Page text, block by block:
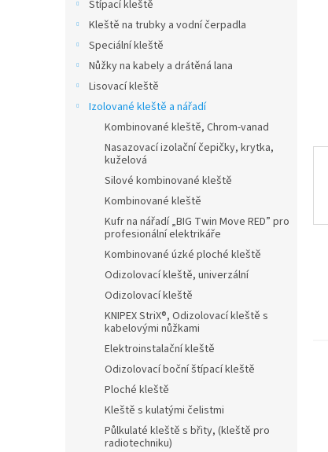
Štípací kleště
Kleště na trubky a vodní čerpadla
Speciální kleště
Nůžky na kabely a drátěná lana
Lisovací kleště
Izolované kleště a nářadí
Kombinované kleště, Chrom-vanad
Nasazovací izolační čepičky, krytka,
kuželová
Silové kombinované kleště
Kombinované kleště
Kufr na nářadí „BIG Twin Move RED” pro
profesionální elektrikáře
Kombinované úzké ploché kleště
Odizolovací kleště, univerzální
Odizolovací kleště
KNIPEX StriX®, Odizolovací kleště s
kabelovými nůžkami
Elektroinstalační kleště
Odizolovací boční štípací kleště
Ploché kleště
Kleště s kulatými čelistmi
Půlkulaté kleště s břity, (kleště pro
radiotechniku)